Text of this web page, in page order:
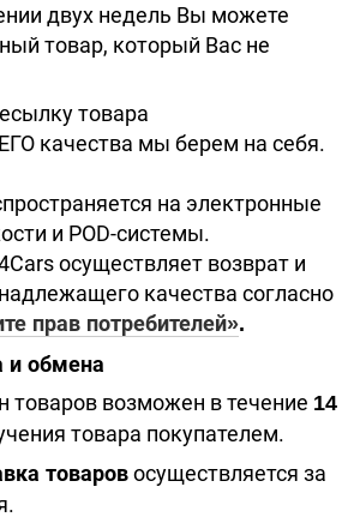
двух недель Вы можете
товар, который Вас не
товара
качества мы берем на себя.
на электронные
и POD-системы.
осуществляет возврат и
качества согласно
прав потребителей».
и обмена
товаров возможен в течение 14
товара покупателем.
товаров осуществляется за